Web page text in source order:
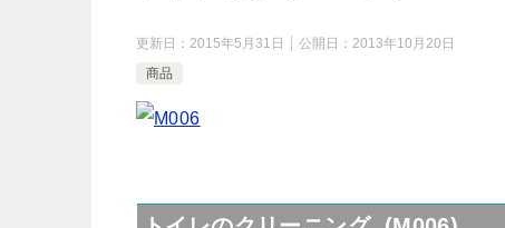
更新日： 2015年5月31日 公開日： 2013年10月20日
商品